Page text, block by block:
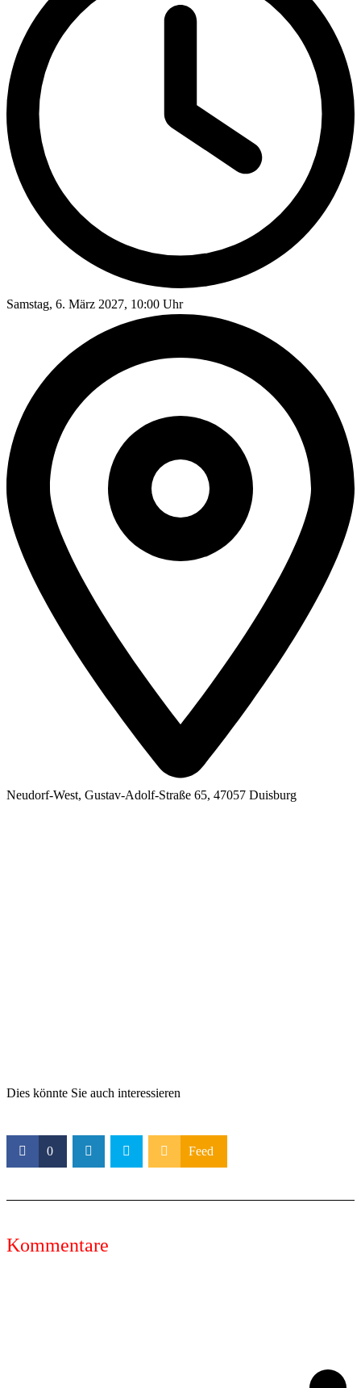
Samstag, 6. März 2027, 10:00 Uhr
Neudorf-West, Gustav-Adolf-Straße 65, 47057 Duisburg
Dies könnte Sie auch interessieren
0 Feed
Kommentare